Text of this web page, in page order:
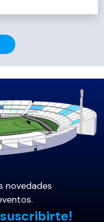
novedades